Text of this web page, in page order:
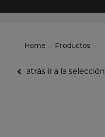
Home Productos
atrás ir a la selección